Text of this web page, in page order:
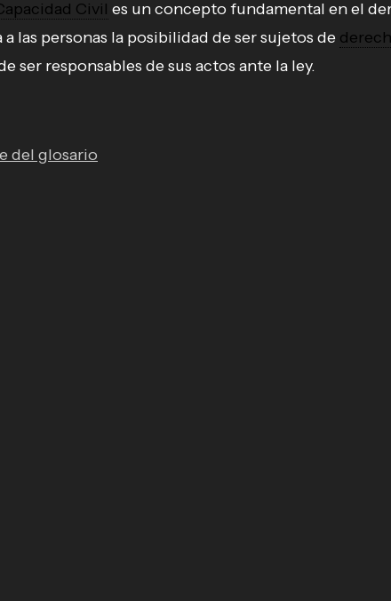
Civil es un concepto fundamental en el
las personas la posibilidad de ser sujetos de
ser responsables de sus actos ante la ley.
del glosario